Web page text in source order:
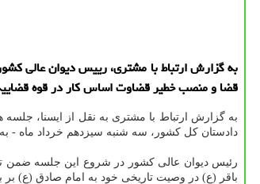
قضا و منصب خطیر قضاوت اساس کار در قوه
به گزارش ارتباط با مشتری به نقل از ایسنا،
دادستان کل کشور، سه شنبه سیزدهم خرداد ماه -
رئیس دیوان عالی کشور در شروع این جلسه ضمن
باقر (ع) در وصیت تاریخی خود به امام صادق (ع) بر